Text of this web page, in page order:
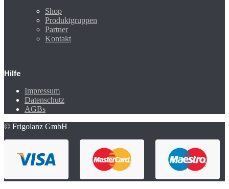
Shop
Produktgruppen
Partner
Kontakt
Hilfe
Impressum
Datenschutz
AGBs
© Frigolanz GmbH